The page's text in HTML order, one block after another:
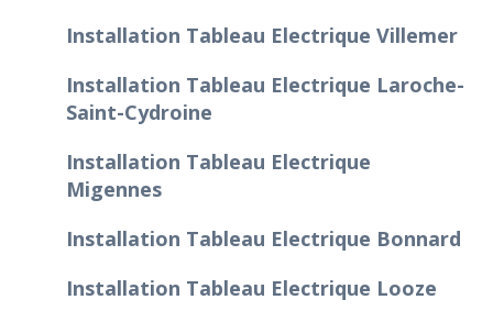
Installation Tableau Electrique Villemer
Installation Tableau Electrique Laroche-
Saint-Cydroine
Installation Tableau Electrique
Migennes
Installation Tableau Electrique Bonnard
Installation Tableau Electrique Looze